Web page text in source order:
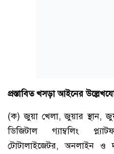
প্রস্তাবিত খসড়া আইনের
(ক) জুয়া খেলা, জুয়ার স্থান,
ডিজিটাল গ্যাম্বলিং
টোটালাইজেটর, অনলাইন ও